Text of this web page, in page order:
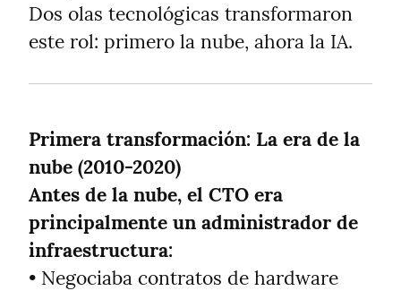
Dos olas tecnológicas transformaron
este rol: primero la nube, ahora la IA.
Primera transformación: La era de la
nube (2010-2020)
Antes de la nube, el CTO era
principalmente un administrador de
infraestructura:
• Negociaba contratos de hardware